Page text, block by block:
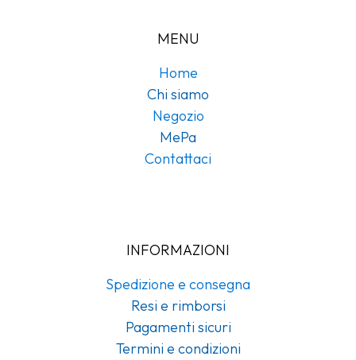
MENU
Home
Chi siamo
Negozio
MePa
Contattaci
INFORMAZIONI
Spedizione e consegna
Resi e rimborsi
Pagamenti sicuri
Termini e condizioni